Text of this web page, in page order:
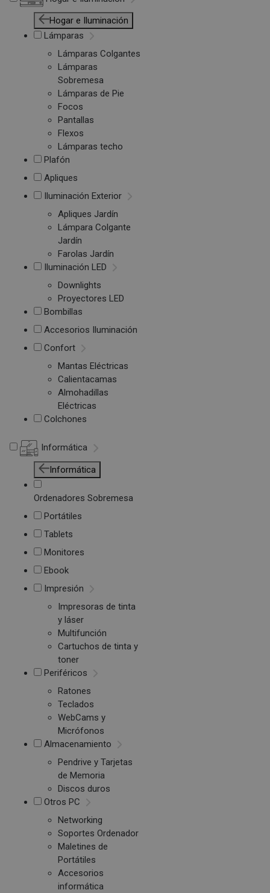
Hogar e Iluminación
Lámparas
Lámparas Colgantes
Lámparas
Sobremesa
Lámparas de Pie
Focos
Pantallas
Flexos
Lámparas techo
Plafón
Apliques
Iluminación Exterior
Apliques Jardín
Lámpara Colgante
Jardín
Farolas Jardín
Iluminación LED
Downlights
Proyectores LED
Bombillas
Accesorios Iluminación
Confort
Mantas Eléctricas
Calientacamas
Almohadillas
Eléctricas
Colchones
Informática
Informática
Ordenadores Sobremesa
Portátiles
Tablets
Monitores
Ebook
Impresión
Impresoras de tinta
y láser
Multifunción
Cartuchos de tinta y
toner
Periféricos
Ratones
Teclados
WebCams y
Micrófonos
Almacenamiento
Pendrive y Tarjetas
de Memoria
Discos duros
Otros PC
Networking
Soportes Ordenador
Maletines de
Portátiles
Accesorios
informática